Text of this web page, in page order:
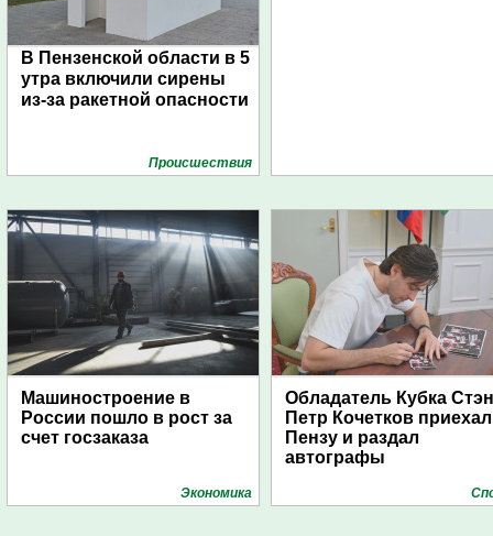
В Пензенской области в 5
утра включили сирены
из-за ракетной опасности
Проиcшествия
Машиностроение в
России пошло в рост за
счет госзаказа
Экономика
Обладатель Кубка
Петр Кочетков
Пензу и раздал
автографы